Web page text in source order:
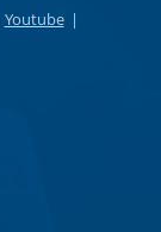
Youtube |